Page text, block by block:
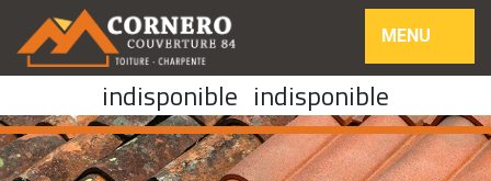
MENU
indisponible indisponible